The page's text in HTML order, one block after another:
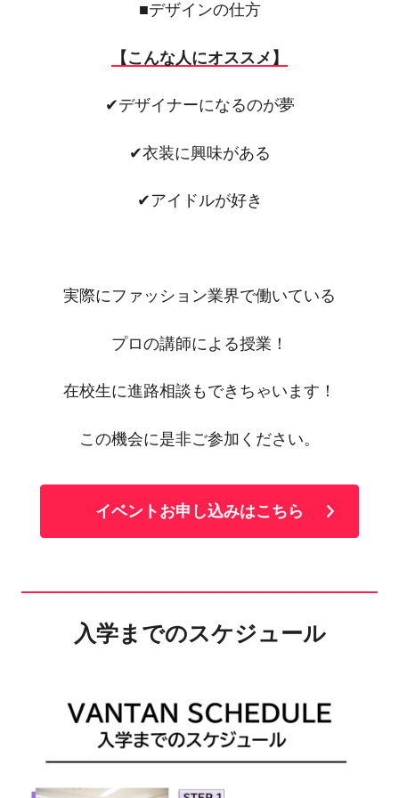
■デザインの仕方
【こんな人にオススメ】
✔デザイナーになるのが夢
✔衣装に興味がある
✔アイドルが好き
実際にファッション業界で働いている
プロの講師による授業！
在校生に進路相談もできちゃいます！
この機会に是非ご参加ください。
イベントお申し込みはこちら
入学までのスケジュール